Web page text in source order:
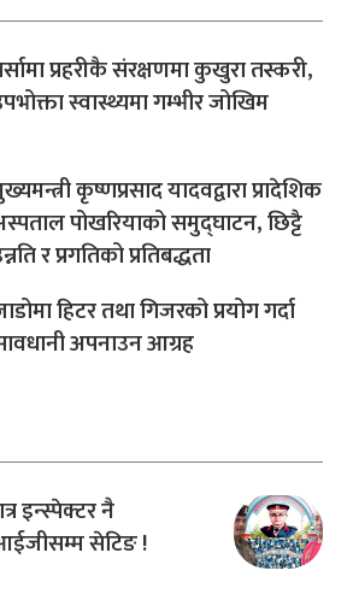
प्रहरीकै संरक्षणमा कुखुरा तस्करी,
स्वास्थ्यमा गम्भीर जोखिम
कृष्णप्रसाद यादवद्वारा प्रादेशिक
पोखरियाको समुद्घाटन, छिट्टै
र प्रगतिको प्रतिबद्धता
हिटर तथा गिजरको प्रयोग गर्दा
अपनाउन आग्रह
इन्स्पेक्टर नै
सेटिङ !